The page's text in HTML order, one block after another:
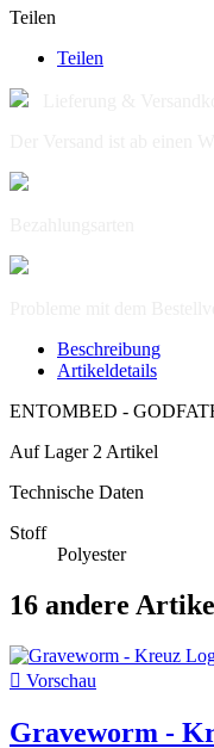
Teilen
Teilen
Beschreibung
Artikeldetails
ENTOMBED -
Auf Lager 2 Artikel
Technische Daten
Stoff
Polyester
16 andere
 Vorschau
Graveworm -